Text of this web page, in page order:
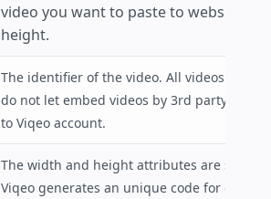
video you want to paste to website.
height.
The identifier of the video. All videos have
do not let embed videos by 3rd party
to Viqeo account.
The width and height attributes are
Viqeo generates an unique code for each